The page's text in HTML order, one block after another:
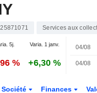
Services aux
5j. Varia. 1 janv.
% +6,30 %
04/08
04/08
Société Finances